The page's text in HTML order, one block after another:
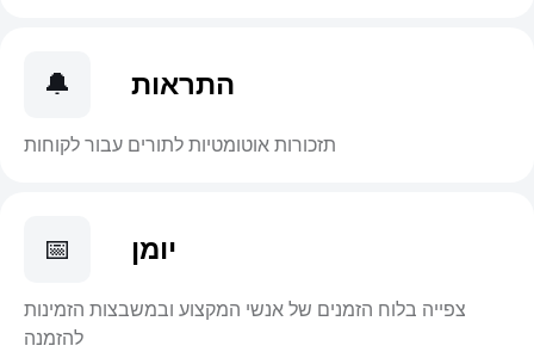
🔔 התראות
תזכורות אוטומטיות לתורים עבור לקוחות
📅 יומן
צפייה בלוח הזמנים של אנשי המקצוע ובמשבצות הזמינות
להזמנה